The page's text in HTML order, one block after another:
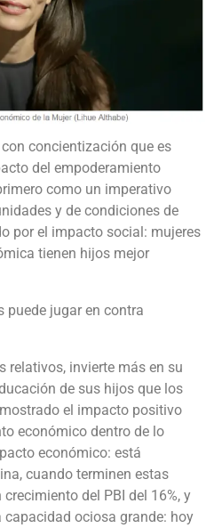
concientización que es
del empoderamiento
como un imperativo
y de condiciones de
por el impacto social: mujeres
tienen hijos mejor
puede jugar en contra
relativos, invierte más en su
de sus hijos que los
el impacto positivo
económico dentro de lo
económico: está
cuando terminen estas
del PBI del 16%, y
ociosa grande: hoy